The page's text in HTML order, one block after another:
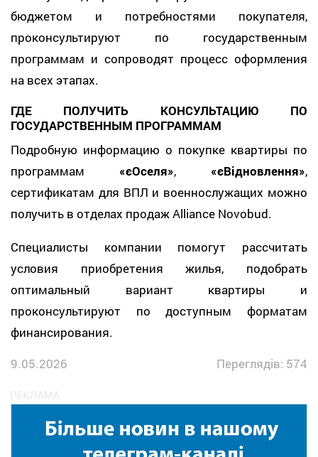
бюджетом и потребностями покупателя,
проконсультируют по государственным
программам и сопроводят процесс оформления
на всех этапах.
ГДЕ ПОЛУЧИТЬ КОНСУЛЬТАЦИЮ ПО
ГОСУДАРСТВЕННЫМ ПРОГРАММАМ
Подробную информацию о покупке квартиры по
программам «єОселя», «єВідновлення»,
сертификатам для ВПЛ и военнослужащих можно
получить в отделах продаж Alliance Novobud.
Специалисты компании помогут рассчитать
условия приобретения жилья, подобрать
оптимальный вариант квартиры и
проконсультируют по доступным форматам
финансирования.
9.05.2026
Переглядів: 574